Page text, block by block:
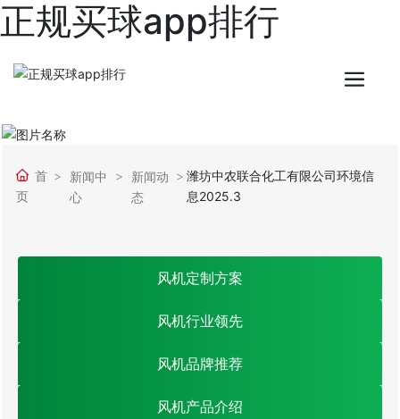
正规买球app排行
首
页
新闻中
心
新闻动
态
潍坊中农联合化工有限公司环境信
息2025.3
风机定制方案
风机行业领先
风机品牌推荐
风机产品介绍